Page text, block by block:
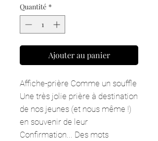
Quantité *
Ajouter au panier
Affiche-prière Comme un souffle
Une très jolie prière à destination
de nos jeunes (et nous même !)
en souvenir de leur
Confirmation... Des mots